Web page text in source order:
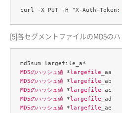
curl -X PUT -H "X-Auth-Token:
[5]各セグメントファイルのMD5のハ
MD5のハッシュ値 *largefile
MD5のハッシュ値 *largefile
MD5のハッシュ値 *largefile
MD5のハッシュ値 *largefile
MD5のハッシュ値 *largefile